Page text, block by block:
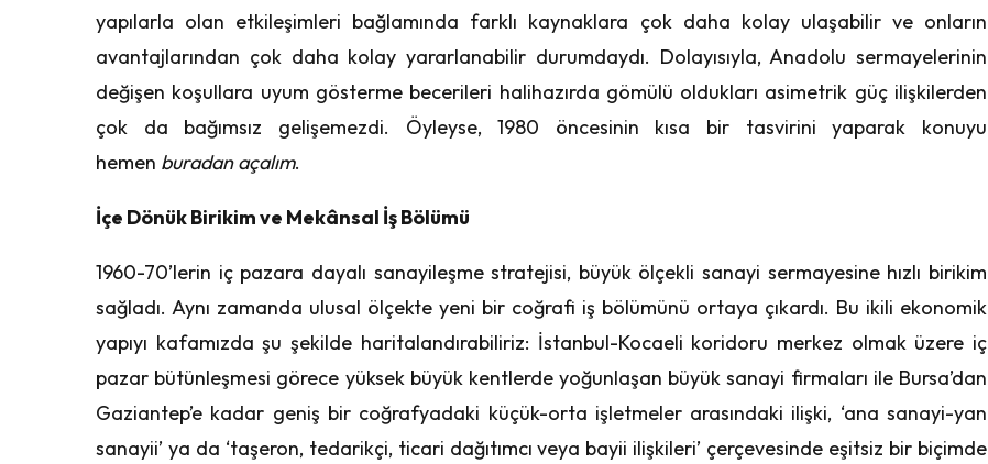
yapılarla olan etkileşimleri bağlamında farklı kaynaklara çok daha kolay ulaşabilir ve onların
avantajlarından çok daha kolay yararlanabilir durumdaydı. Dolayısıyla, Anadolu sermayelerinin
değişen koşullara uyum gösterme becerileri halihazırda gömülü oldukları asimetrik güç ilişkilerden
çok da bağımsız gelişemezdi. Öyleyse, 1980 öncesinin kısa bir tasvirini yaparak konuyu
hemen buradan açalım.
İçe Dönük Birikim ve Mekânsal İş Bölümü
1960-70’lerin iç pazara dayalı sanayileşme stratejisi, büyük ölçekli sanayi sermayesine hızlı birikim
sağladı. Aynı zamanda ulusal ölçekte yeni bir coğrafi iş bölümünü ortaya çıkardı. Bu ikili ekonomik
yapıyı kafamızda şu şekilde haritalandırabiliriz: İstanbul-Kocaeli koridoru merkez olmak üzere iç
pazar bütünleşmesi görece yüksek büyük kentlerde yoğunlaşan büyük sanayi firmaları ile Bursa’dan
Gaziantep’e kadar geniş bir coğrafyadaki küçük-orta işletmeler arasındaki ilişki, ‘ana sanayi-yan
sanayii’ ya da ‘taşeron, tedarikçi, ticari dağıtımcı veya bayii ilişkileri’ çerçevesinde eşitsiz bir biçimde